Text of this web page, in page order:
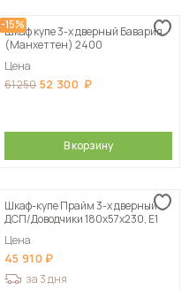
-15%
Шкаф купе 3-х дверный Бавария
(Манхеттен) 2400
Цена
61 250 52 300
В корзину
Шкаф-купе Прайм 3-х дверный
ДСП/Доводчики 180х57х230, Е1
Цена
45 910
за 3 дня